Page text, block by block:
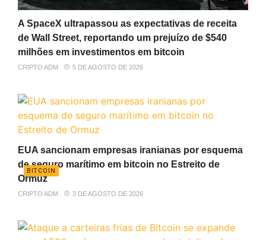
A SpaceX ultrapassou as expectativas de receita
de Wall Street, reportando um prejuízo de $540
milhões em investimentos em bitcoin
CRIPTO ADM 5 DE AGOSTO DE 2026
BITCOIN
EUA sancionam empresas iranianas por esquema
de seguro marítimo em bitcoin no Estreito de
Ormuz
CRIPTO ADM 3 DE AGOSTO DE 2026